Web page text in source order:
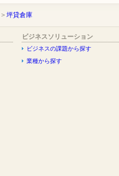
> 坪貸倉庫
ビジネスソリューション
ビジネスの課題から探す
業種から探す